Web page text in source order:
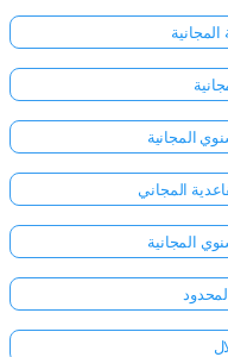
المجانية
المجاني
المجانية